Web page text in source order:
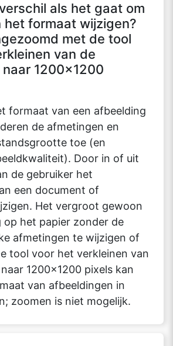
als het gaat om
het formaat wijzigen?
met de tool
van de
1200x1200
formaat van een afbeelding
de afmetingen en
toe (en
Door in of uit
de gebruiker het
een document of
Het vergroot gewoon
op het papier zonder de
afmetingen te wijzigen of
tool voor het verkleinen van
1200x1200 pixels kan
van afbeeldingen in
zoomen is niet mogelijk.